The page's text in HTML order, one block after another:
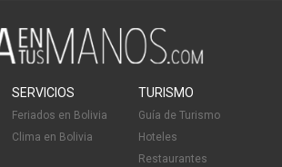
SERVICIOS
Feriados en Bolivia
Clima en Bolivia
TURISMO
Guía de Turismo
Hoteles
Restaurantes